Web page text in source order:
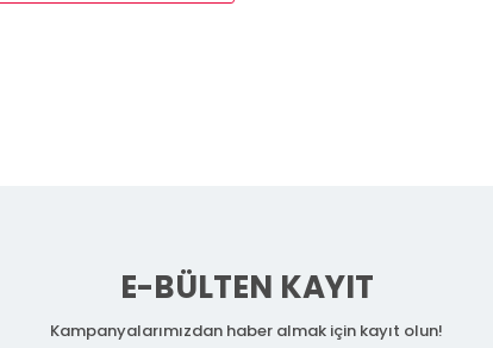
E-BÜLTEN KAYIT
Kampanyalarımızdan haber almak için kayıt olun!